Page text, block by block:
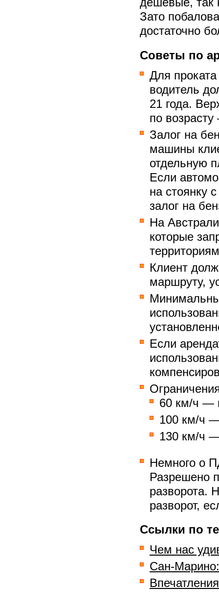
Зато
достаточно
Советы по
Для
водитель
21 года.
по
Залог на
машины
отдельную
Если
на стоянку
залог на
На
которые
Клиент
маршруту,
Если
60 км/ч —
100 км/ч
130 км/ч —
Немного о
Разрешено
разворота.
разворот,
Ссылки по
Чем нас
Сан-